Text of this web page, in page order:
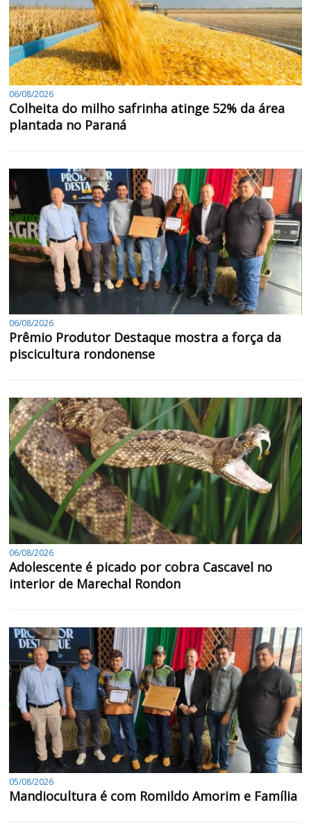
06/08/2026
Colheita do milho safrinha atinge 52% da área
plantada no Paraná
06/08/2026
Prêmio Produtor Destaque mostra a força da
piscicultura rondonense
06/08/2026
Adolescente é picado por cobra Cascavel no
interior de Marechal Rondon
05/08/2026
Mandiocultura é com Romildo Amorim e Família